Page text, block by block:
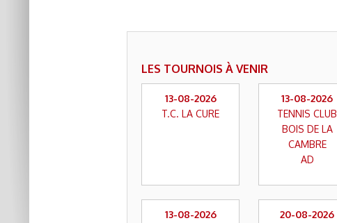
LES TOURNOIS À VENIR
13-08-2026
T.C. LA CURE
13-08-2026
TENNIS CLUB
BOIS DE LA
CAMBRE
AD
13-08-2026
20-08-2026